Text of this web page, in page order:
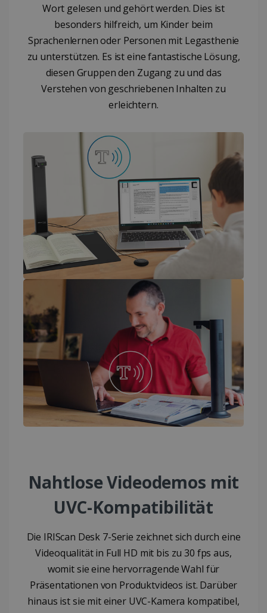
Wort gelesen und gehört werden. Dies ist
besonders hilfreich, um Kinder beim
Sprachenlernen oder Personen mit Legasthenie
zu unterstützen. Es ist eine fantastische Lösung,
diesen Gruppen den Zugang zu und das
Verstehen von geschriebenen Inhalten zu
erleichtern.
Nahtlose Videodemos mit
UVC-Kompatibilität
Die IRIScan Desk 7-Serie zeichnet sich durch eine
Videoqualität in Full HD mit bis zu 30 fps aus,
womit sie eine hervorragende Wahl für
Präsentationen von Produktvideos ist. Darüber
hinaus ist sie mit einer UVC-Kamera kompatibel,